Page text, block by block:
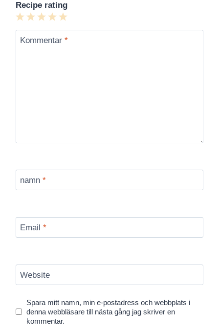
Recipe rating
5
Stars
4
Stars
3
Stars
2
Stars
1
Star
Kommentar *
namn *
Email *
Website
Spara mitt namn, min e-postadress och webbplats i
denna webbläsare till nästa gång jag skriver en
kommentar.